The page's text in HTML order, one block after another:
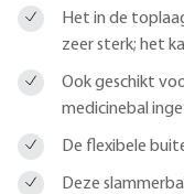
Het in de
zeer sterk; het
Ook geschikt
medicinebal
De flexibele
Deze